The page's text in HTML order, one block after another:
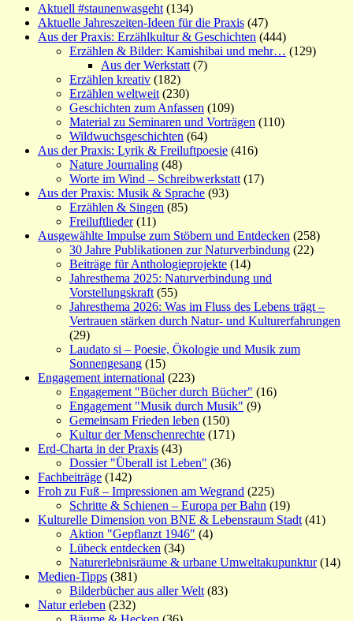
Aktuell #staunenwasgeht (134)
Aktuelle Jahreszeiten-Ideen für die Praxis (47)
Aus der Praxis: Erzählkultur & Geschichten (444)
Erzählen & Bilder: Kamishibai und mehr… (129)
Aus der Werkstatt (7)
Erzählen kreativ (182)
Erzählen weltweit (230)
Geschichten zum Anfassen (109)
Material zu Seminaren und Vorträgen (110)
Wildwuchsgeschichten (64)
Aus der Praxis: Lyrik & Freiluftpoesie (416)
Nature Journaling (48)
Worte im Wind – Schreibwerkstatt (17)
Aus der Praxis: Musik & Sprache (93)
Erzählen & Singen (85)
Freiluftlieder(11)
Ausgewählte Impulse zum Stöbern und Entdecken (258)
30 Jahre Publikationen zur Naturverbindung (22)
Beiträge für Anthologieprojekte (14)
Jahresthema 2025: Naturverbindung und
Vorstellungskraft (55)
Jahresthema 2026: Was im Fluss des Lebens trägt –
Vertrauen stärken durch Natur- und Kulturerfahrungen
(29)
Laudato si – Poesie, Ökologie und Musik zum
Sonnengesang (15)
Engagement international (223)
Engagement "Bücher durch Bücher" (16)
Engagement "Musik durch Musik" (9)
Gemeinsam Frieden leben (150)
Kultur der Menschenrechte (171)
Erd-Charta in der Praxis (43)
Dossier "Überall ist Leben" (36)
Fachbeiträge (142)
Froh zu Fuß – Impressionen am Wegrand (225)
Schritte & Schienen – Europa per Bahn (19)
Kulturelle Dimension von BNE & Lebensraum Stadt (41)
Aktion "Gepflanzt 1946" (4)
Lübeck entdecken (34)
Naturerlebnisräume & urbane Umweltakupunktur(14)
Medien-Tipps (381)
Bilderbücher aus aller Welt (83)
Natur erleben (232)